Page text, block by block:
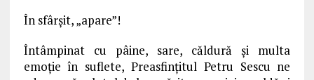
În sfârşit, „apare”!
Întâmpinat cu pâine, sare, căldură şi multa
emoţie în suflete, Preasfinţitul Petru Sescu ne